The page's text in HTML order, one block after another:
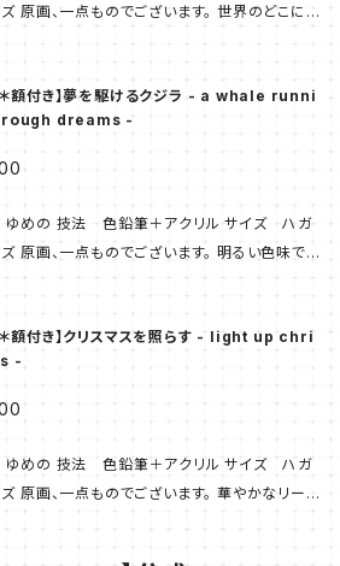
のどこにい
衝材（「プチプチ」）で梱包し
ックライトで発送致します。 箱はございませ
異なって見える
がございます。
＊額付き】夢を駆けるクジラ - a whale runni
dreams -
めの 技法 色鉛筆＋アクリル サイズ ハガ
るい色味で
チプチ」）で梱包し レターパックライトで発送
箱はございません。 ・あまり陽の当たる場
は異なって見える可能性がございます。
＊額付き】クリスマスを照らす - light up chri
-
めの 技法 色鉛筆＋アクリル サイズ ハガ
かなリース